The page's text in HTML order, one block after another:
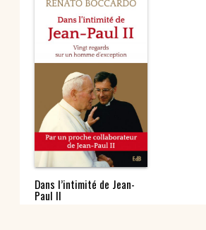
Dans l’intimité de Jean-
Paul II